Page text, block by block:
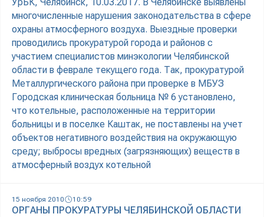
УрБК, Челябинск, 10.03.2017. В Челябинске выявлены
многочисленные нарушения законодательства в сфере
охраны атмосферного воздуха. Выездные проверки
проводились прокуратурой города и районов с
участием специалистов минэкологии Челябинской
области в феврале текущего года. Так, прокуратурой
Металлургического района при проверке в МБУЗ
Городская клиническая больница № 6 установлено,
что котельные, расположенные на территории
больницы и в поселке Каштак, не поставлены на учет
объектов негативного воздействия на окружающую
среду; выбросы вредных (загрязняющих) веществ в
атмосферный воздух котельной
15 ноября 2010 10:59
ОРГАНЫ ПРОКУРАТУРЫ ЧЕЛЯБИНСКОЙ ОБЛАСТИ